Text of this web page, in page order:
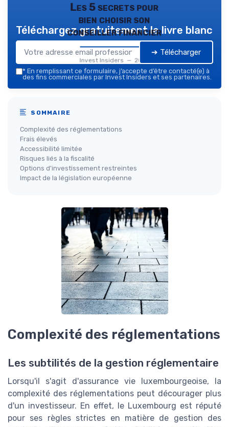
Les 5 secrets pour
bien choisir son
conseiller financier
Invest Insiders — 2026
Téléchargez gratuitement le livre blanc
➔ Télécharger
* En remplissant ce formulaire, j’accepte d’être contacté(e) à
des fins commerciales par Invest Insiders et ses partenaires.
SOMMAIRE
Complexité des réglementations
Frais élevés
Accessibilité limitée
Risques liés à la fiscalité
Options d'investissement restreintes
Impact de la législation européenne
Complexité des réglementations
Les subtilités de la gestion réglementaire
Lorsqu'il s'agit d'assurance vie luxembourgeoise, la
complexité des réglementations peut décourager plus
d'un investisseur. En effet, le Luxembourg est réputé
pour ses règles strictes en matière de gestion des